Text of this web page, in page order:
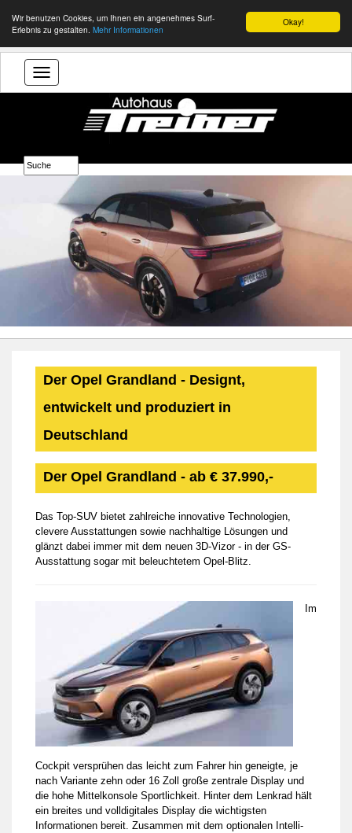
Okay!
Wir benutzen Cookies, um Ihnen ein angenehmes Surf-
Erlebnis zu gestalten. Mehr Informationen
Der Opel Grandland - Designt,
entwickelt und produziert in
Deutschland
Der Opel Grandland - ab € 37.990,-
Das Top-SUV bietet zahlreiche innovative Technologien,
clevere Ausstattungen sowie nachhaltige Lösungen und
glänzt dabei immer mit dem neuen 3D-Vizor - in der GS-
Ausstattung sogar mit beleuchtetem Opel-Blitz.
Im
Cockpit versprühen das leicht zum Fahrer hin geneigte, je
nach Variante zehn oder 16 Zoll große zentrale Display und
die hohe Mittelkonsole Sportlichkeit. Hinter dem Lenkrad hält
ein breites und volldigitales Display die wichtigsten
Informationen bereit. Zusammen mit dem optionalen Intelli-